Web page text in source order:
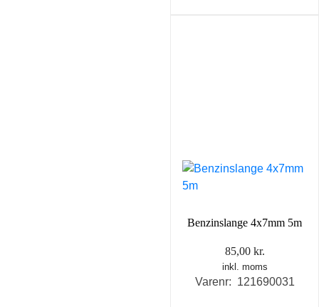
Benzinslange 4x7mm 5m
85,00 kr.
inkl. moms
Varenr: 121690031